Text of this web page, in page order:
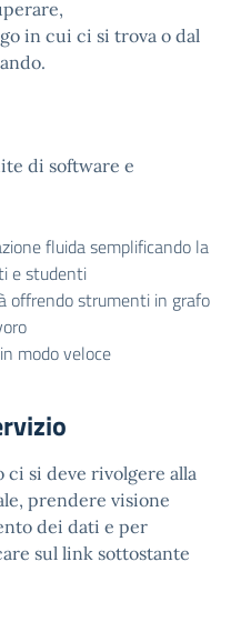
in cui ci si trova o dal
di software e
fluida semplificando la
e studenti
offrendo strumenti in grafo
modo veloce
ci si deve rivolgere alla
prendere visione
dei dati e per
sul link sottostante